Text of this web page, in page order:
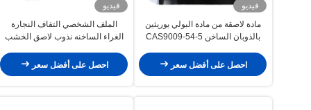
فيديو
مادة لاصقة من مادة البولي يوريثين
بالذوبان الساخن CAS9009-54-5
احصل على أفضل سعر
فيديو
الملف الشخصي التفاف النجارة
الغراء الساخنه نذوب لاصق الخشب
احصل على أفضل سعر